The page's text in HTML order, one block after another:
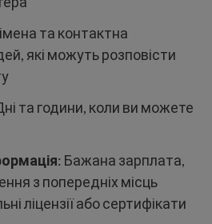
та контактна
які можуть розповісти
та години, коли ви можете
: Бажана зарплата,
з попередніх місць
ліцензії або сертифікати